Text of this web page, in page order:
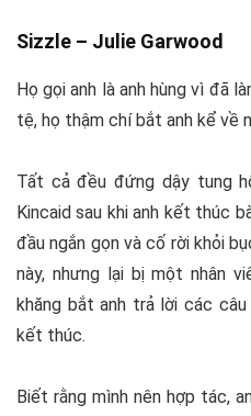
Sizzle – Julie Garwood
Họ gọi anh là anh hùng vì đã
tệ, họ thậm chí bắt anh kể về
Tất cả đều đứng dậy tung
Kincaid sau khi anh kết thúc
đầu ngắn gọn và cố rời khỏi
này, nhưng lại bị một nhân
khăng bắt anh trả lời các
kết thúc.
Biết rằng mình nên hợp tác,